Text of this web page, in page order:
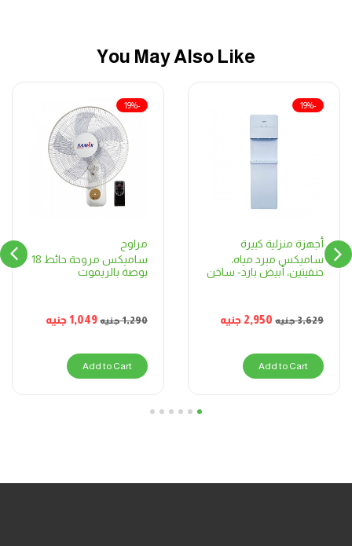
You May Also Like
أجهزة منزلية كبيرة
ساميكس مبرد مياه،
حنفيتين، أبيض بارد- ساخن
3,629جنيه 2,950 جنيه
-19%
Add to Cart
مراوح
ساميكس مروحة حائط 18
بوصة بالريموت
1,290جنيه 1,049جنيه
-19%
Add to Cart
1
2